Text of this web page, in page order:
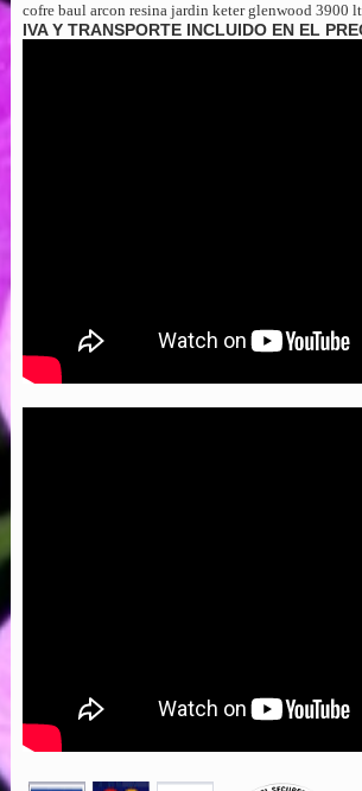
cofre baul arcon resina jardin keter glenwood 3900
IVA Y TRANSPORTE INCLUIDO EN EL